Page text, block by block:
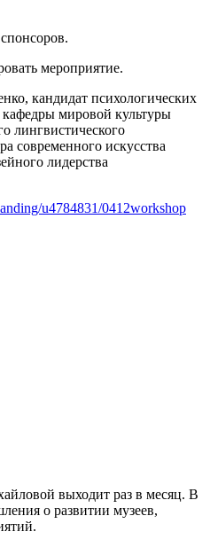
мероприятие.
кандидат психологических
кафедры мировой культуры
лингвистического
современного искусства
лидерства
u4784831/0412workshop
выходит раз в месяц. В
о развитии музеев,